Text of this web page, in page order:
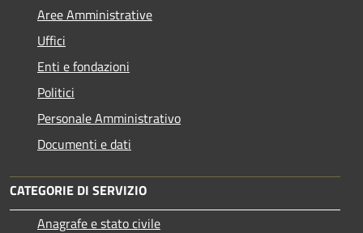
Aree Amministrative
Uffici
Enti e fondazioni
Politici
Personale Amministrativo
Documenti e dati
CATEGORIE DI SERVIZIO
Anagrafe e stato civile